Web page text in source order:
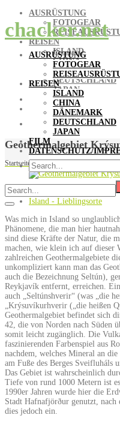
chacker.net
AUSRÜSTUNG
FOTOGEAR
REISEN
ISLAND
CHINA
DÄNEMARK
DEUTSCHLAND
JAPAN
FILM
DATENSCHUTZ/
AUSRÜSTUNG
FOTOGEAR
REISEN
ISLAND
CHINA
DÄNEMARK
DEUTSCHLAND
JAPAN
FILM
DATENSCHUTZ/
Geothermalgebiet
Startseite /Island - Lieblingsorte
Shacker
Island - Lieblingsorte
Was mich in Island so
Phänomene, die man hier
sind diese Kräfte der Natur, die
machen, wie klein ich auf dieser
zahlreichen Geothermalgebiete
unkompliziert kann man das
auch die Bezeichnung Seltún),
Reykjavík entfernt, erreichen.
auch „Seltúnshverir“ (was „die
„Krýsuvíkurhverir („die heißen
Geothermalgebiet befindet sich
42, die von Norden nach Süden
somit leicht zugänglich. Die
faszinierenden Farbenspiel aus
nachdem, welches Mineral an
am Fuße des Berges Sveifluháls
Das Gebiet ist wahrscheinlich
Tiefe von rund 1000 Metern ist
1990er Jahren wurde hier die
Stadt Hafnafjörður genutzt,
dies jedoch ein.